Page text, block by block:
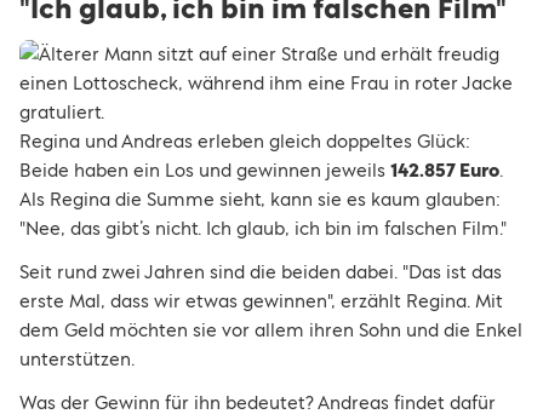
"Ich glaub, ich bin im falschen Film"
Regina und Andreas erleben gleich doppeltes Glück:
Beide haben ein Los und gewinnen jeweils 142.857 Euro.
Als Regina die Summe sieht, kann sie es kaum glauben:
"Nee, das gibt’s nicht. Ich glaub, ich bin im falschen Film."
Seit rund zwei Jahren sind die beiden dabei. "Das ist das
erste Mal, dass wir etwas gewinnen", erzählt Regina. Mit
dem Geld möchten sie vor allem ihren Sohn und die Enkel
unterstützen.
Was der Gewinn für ihn bedeutet? Andreas findet dafür